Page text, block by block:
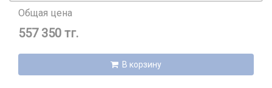
Общая цена
557 350 тг.
В корзину